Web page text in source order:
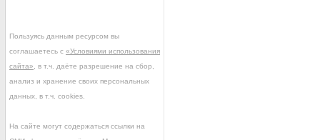
Пользуясь данным ресурсом вы
соглашаетесь с «Условиями использования
сайта» , в т.ч. даёте разрешение на сбор,
анализ и хранение своих персональных
данных, в т.ч. cookies.
На сайте могут содержаться ссылки на